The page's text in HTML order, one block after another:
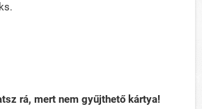
rá, mert nem gyűjthető kártya!